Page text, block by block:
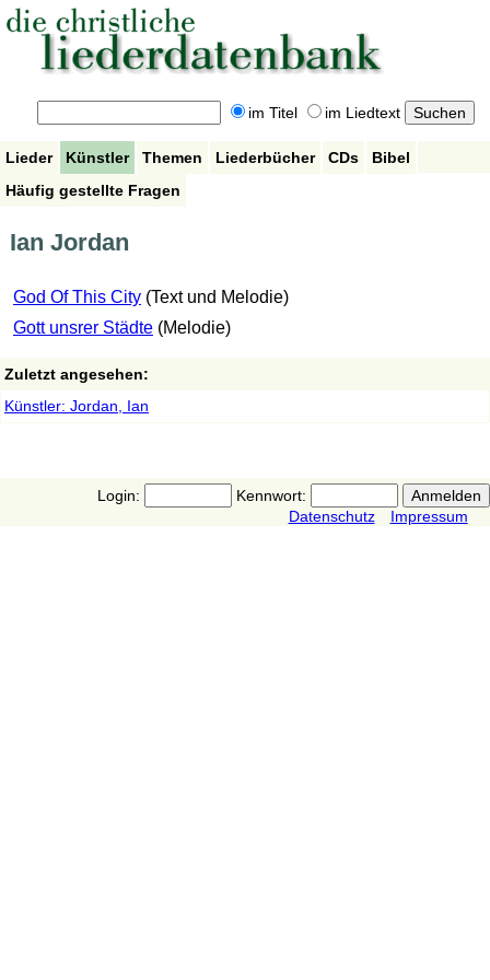
im Titel im Liedtext
Lieder Künstler Themen Liederbücher CDs
Bibel
Häufig gestellte Fragen
Ian Jordan
God Of This City (Text und Melodie)
Gott unsrer Städte (Melodie)
Zuletzt angesehen:
Künstler: Jordan, Ian
Login:
Kennwort:
Datenschutz
Impressum